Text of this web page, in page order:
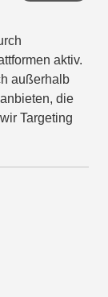
aktiv.
außerhalb
die
Targeting
Cookies"